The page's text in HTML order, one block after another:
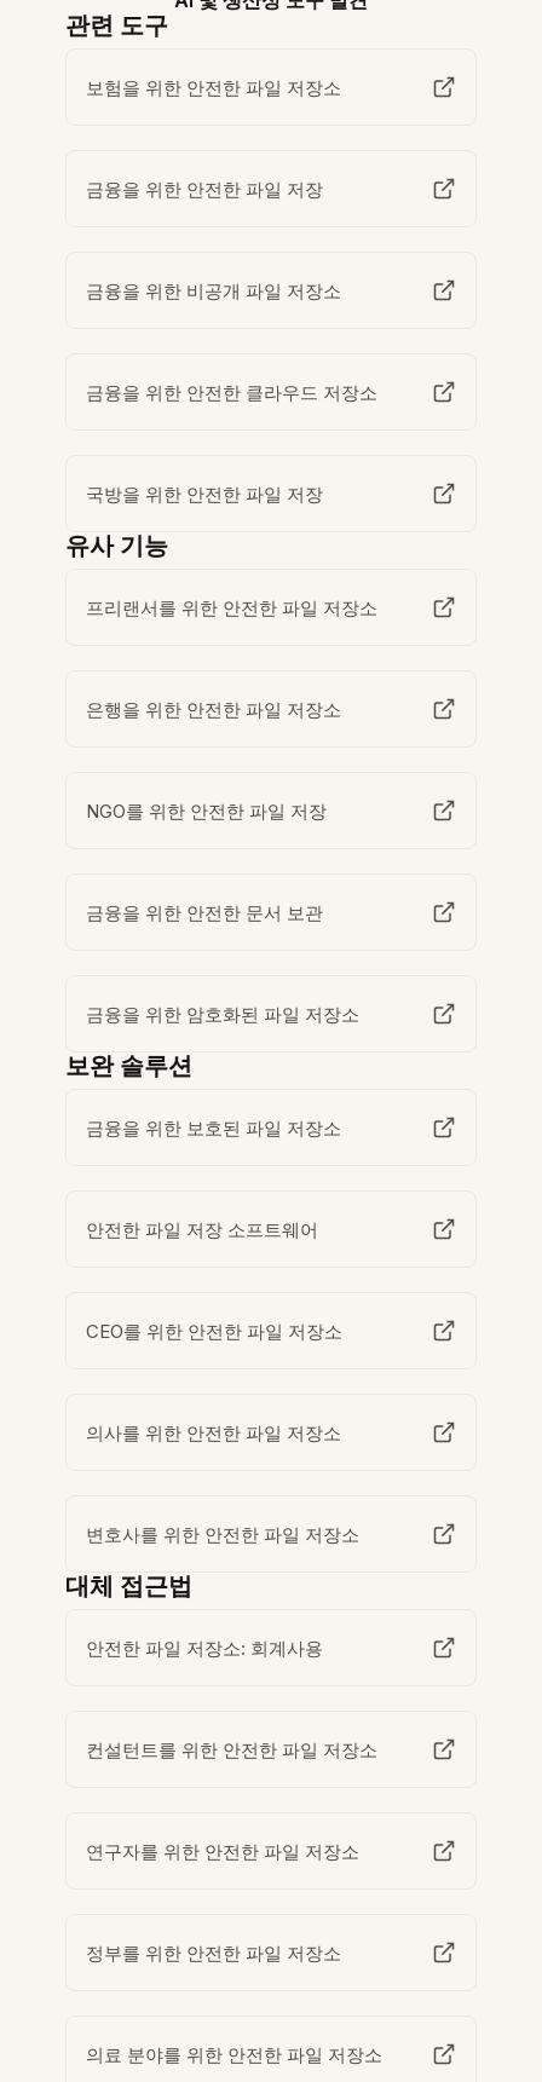
관련 도구
보험을 위한 안전한 파일 저장소
금융을 위한 안전한 파일 저장
금융을 위한 비공개 파일 저장소
금융을 위한 안전한 클라우드 저장소
국방을 위한 안전한 파일 저장
유사 기능
프리랜서를 위한 안전한 파일 저장소
은행을 위한 안전한 파일 저장소
NGO를 위한 안전한 파일 저장
금융을 위한 안전한 문서 보관
금융을 위한 암호화된 파일 저장소
보완 솔루션
금융을 위한 보호된 파일 저장소
안전한 파일 저장 소프트웨어
CEO를 위한 안전한 파일 저장소
의사를 위한 안전한 파일 저장소
변호사를 위한 안전한 파일 저장소
대체 접근법
안전한 파일 저장소: 회계사용
컨설턴트를 위한 안전한 파일 저장소
연구자를 위한 안전한 파일 저장소
정부를 위한 안전한 파일 저장소
의료 분야를 위한 안전한 파일 저장소